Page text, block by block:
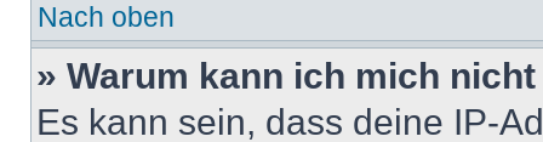
Nach oben
» Warum kann ich mich
Es kann sein, dass deine IP-